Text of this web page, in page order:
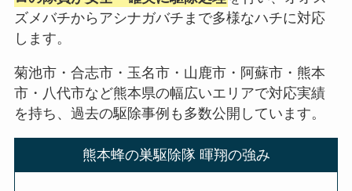
ズメバチからアシナガバチまで多様なハチに対応
します。
菊池市・合志市・玉名市・山鹿市・阿蘇市・熊本
市・八代市など熊本県の幅広いエリアで対応実績
を持ち、過去の駆除事例も多数公開しています。
熊本蜂の巣駆除隊 暉翔の強み